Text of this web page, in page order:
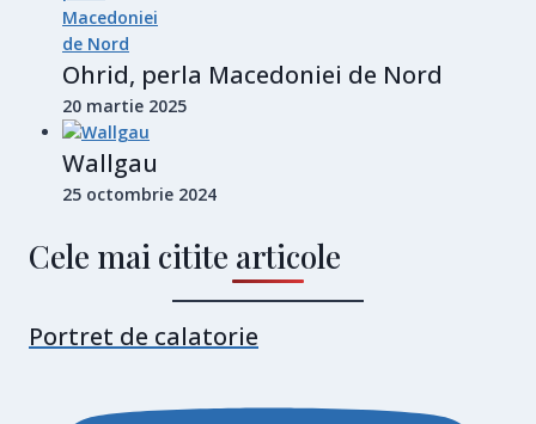
Ohrid, perla Macedoniei de Nord
20 martie 2025
Wallgau
25 octombrie 2024
Cele mai citite articole
Portret de calatorie